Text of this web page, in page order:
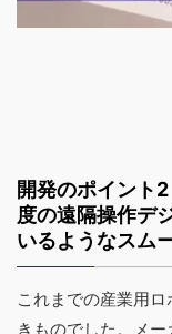
開発のポイント
度の遠隔操作デ
いるようなスム
これまでの産業用
きものでした。メ